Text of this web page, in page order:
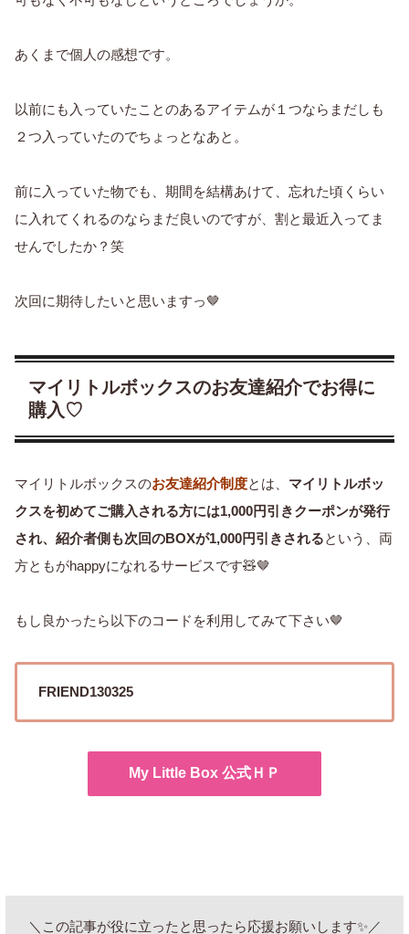
あくまで個人の感想です。
以前にも入っていたことのあるアイテムが１つならまだしも
２つ入っていたのでちょっとなあと。
前に入っていた物でも、期間を結構あけて、忘れた頃くらい
に入れてくれるのならまだ良いのですが、割と最近入ってま
せんでしたか？笑
次回に期待したいと思いますっ🤎
マイリトルボックスのお友達紹介でお得に
購入♡
マイリトルボックスのお友達紹介制度とは、 マイリトルボッ
クスを初めてご購入される方には1,000円引きクーポンが発行
され、紹介者側も次回のBOXが1,000円引きされるという、両
方ともがhappyになれるサービスです🧸🤎
もし良かったら以下のコードを利用してみて下さい🤎
FRIEND130325
My Little Box 公式ＨＰ
＼この記事が役に立ったと思ったら応援お願いします✨／